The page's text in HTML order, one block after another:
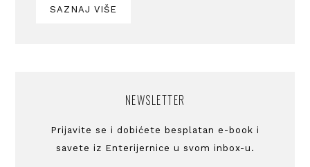
SAZNAJ VIŠE
NEWSLETTER
Prijavite se i dobićete besplatan e-book i
savete iz Enterijernice u svom inbox-u.